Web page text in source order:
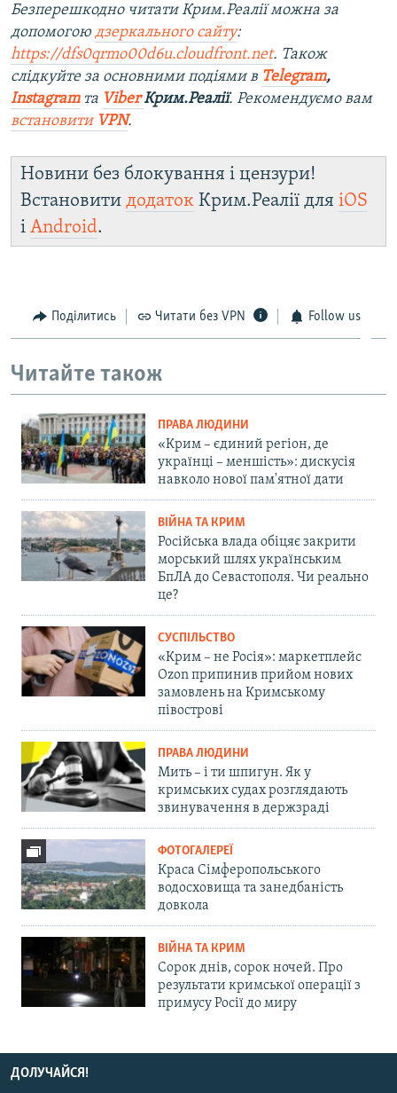
Безперешкодно читати Крим.Реалії можна за
допомогою дзеркального сайту:
https://dfs0qrmo00d6u.cloudfront.net. Також
слідкуйте за основними подіями в Telegram,
Instagramта ViberКрим.Реалії. Рекомендуємо вам
встановити VPN.
Новини без блокування і цензури!
Встановити додаток Крим.Реалії для iOS
і Android.
Поділитись Читати без VPN Follow us
Читайте також
ПРАВА ЛЮДИНИ
«Крим – єдиний регіон, де
українці – меншість»: дискусія
навколо нової пам'ятної дати
ВІЙНА ТА КРИМ
Російська влада обіцяє закрити
морський шлях українським
БпЛА до Севастополя. Чи реально
це?
СУСПІЛЬСТВО
«Крим – не Росія»: маркетплейс
Ozon припинив прийом нових
замовлень на Кримському
півострові
ПРАВА ЛЮДИНИ
Мить – і ти шпигун. Як у
кримських судах розглядають
звинувачення в держзраді
ФОТОГАЛЕРЕЇ
Краса Сімферопольського
водосховища та занедбаність
довкола
ВІЙНА ТА КРИМ
Сорок днів, сорок ночей. Про
результати кримської операції з
примусу Росії до миру
ДОЛУЧАЙСЯ!